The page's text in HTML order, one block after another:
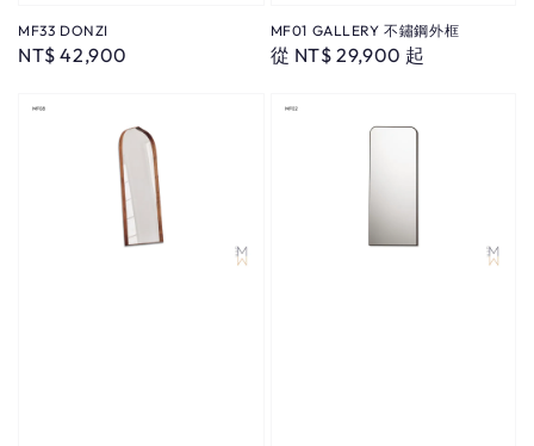
MF33 DONZI
Regular
NT$ 42,900
MF01 GALLERY 不鏽鋼外框
Regular
從 NT$ 29,900 起